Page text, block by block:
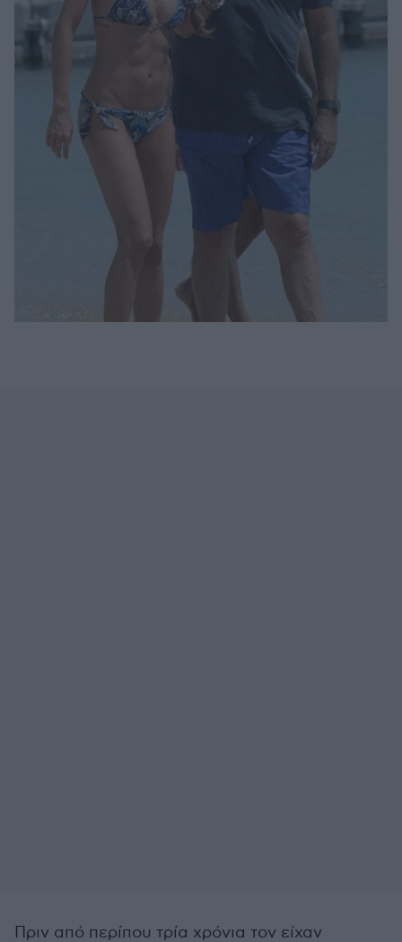
Πριν από περίπου τρία χρόνια τον είχαν